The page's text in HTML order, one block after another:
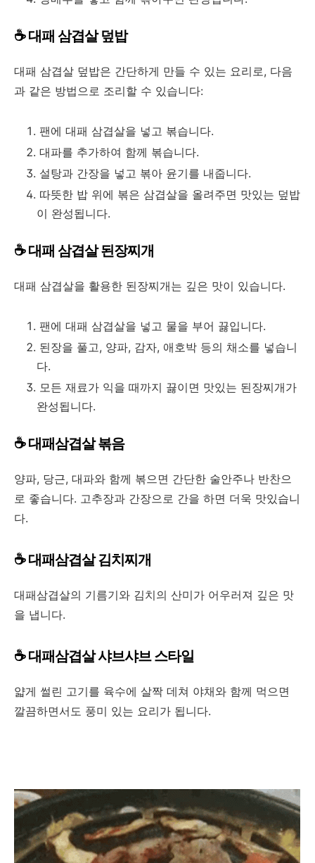
☕ 대패 삼겹살 덮밥
대패 삼겹살 덮밥은 간단하게 만들 수 있는 요리로, 다음
과 같은 방법으로 조리할 수 있습니다:
팬에 대패 삼겹살을 넣고 볶습니다.
대파를 추가하여 함께 볶습니다.
설탕과 간장을 넣고 볶아 윤기를 내줍니다.
따뜻한 밥 위에 볶은 삼겹살을 올려주면 맛있는 덮밥
이 완성됩니다.
☕ 대패 삼겹살 된장찌개
대패 삼겹살을 활용한 된장찌개는 깊은 맛이 있습니다.
팬에 대패 삼겹살을 넣고 물을 부어 끓입니다.
된장을 풀고, 양파, 감자, 애호박 등의 채소를 넣습니
다.
모든 재료가 익을 때까지 끓이면 맛있는 된장찌개가
완성됩니다.
☕ 대패삼겹살 볶음
양파, 당근, 대파와 함께 볶으면 간단한 술안주나 반찬으
로 좋습니다. 고추장과 간장으로 간을 하면 더욱 맛있습니
다.
☕ 대패삼겹살 김치찌개
대패삼겹살의 기름기와 김치의 산미가 어우러져 깊은 맛
을 냅니다.
☕ 대패삼겹살 샤브샤브 스타일
얇게 썰린 고기를 육수에 살짝 데쳐 야채와 함께 먹으면
깔끔하면서도 풍미 있는 요리가 됩니다.